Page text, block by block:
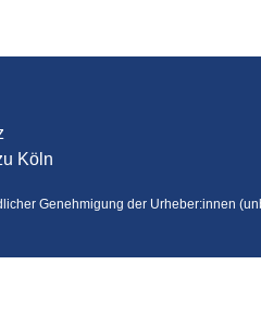
Köln
Genehmigung der Urheber:innen